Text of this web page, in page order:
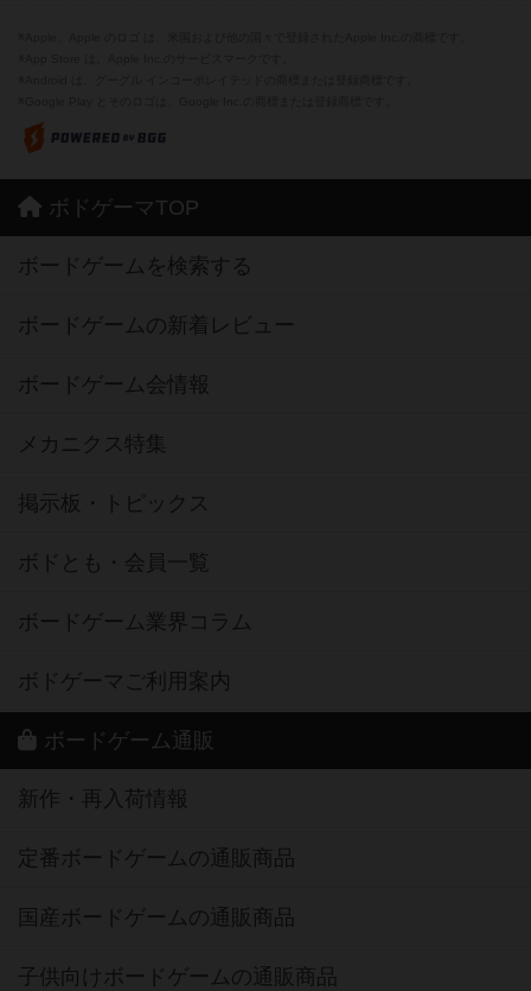
ボドゲーマTOP
ボードゲームを検索する
ボードゲームの新着レビュー
ボードゲーム会情報
メカニクス特集
掲示板・トピックス
ボドとも・会員一覧
ボードゲーム業界コラム
ボドゲーマご利用案内
ボードゲーム通販
新作・再入荷情報
定番ボードゲームの通販商品
国産ボードゲームの通販商品
子供向けボードゲームの通販商品